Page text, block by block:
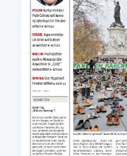
n
g
s
d
a
t
u
m